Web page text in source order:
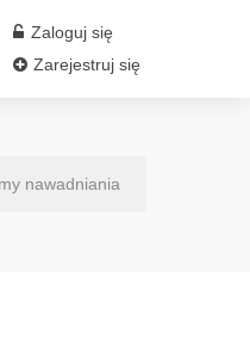
Zaloguj się
Zarejestruj się
nawadniania